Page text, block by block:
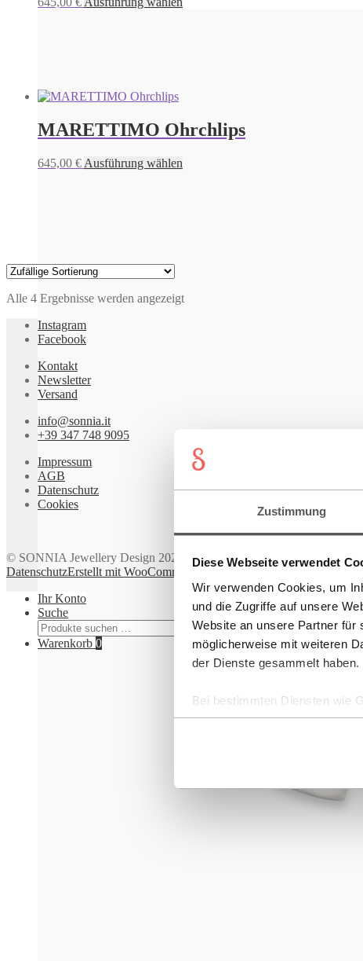
Zustimmung
Diese Webseite verwendet
Wir verwenden Cookies, um
und die Zugriffe auf unsere
Website an unsere Partner für
möglicherweise mit weiteren
der Dienste gesammelt haben.
Bei bestimmten Diensten wie
ausgeschlossen werden.
auf
der
gewählt
MARETTIMO Ohrchlips
645,00 € Ausführung wählen
der
Alle 4 Ergebnisse werden angezeigt
Instagram
Facebook
Kontakt
Newsletter
Versand
info@sonnia.it
+39 347 748 9095
Impressum
AGB
Datenschutz
Cookies
© SONNIA Jewellery Design 2026
DatenschutzErstellt mit WooCommerce
Ihr Konto
Suche
Suchen
nach:
Suchen
Warenkorb 0